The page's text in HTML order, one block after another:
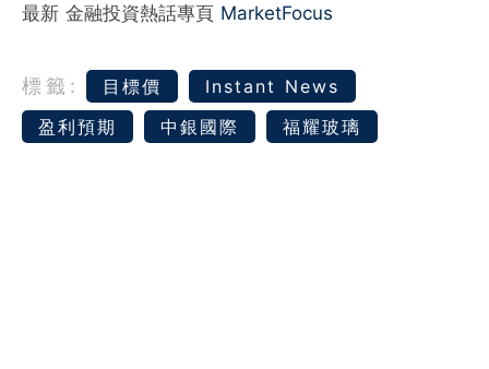
最新 金融投資熱話專頁 MarketFocus
標籤: 目標價
Instant News
盈利預期
中銀國際 福耀玻璃